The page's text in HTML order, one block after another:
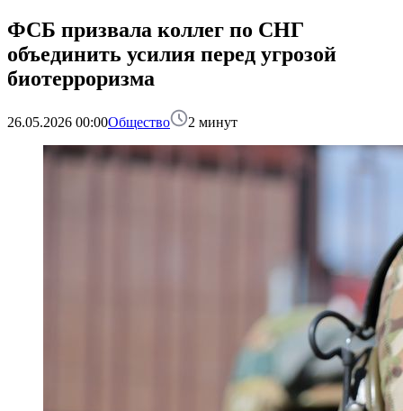
ФСБ призвала коллег по СНГ
объединить усилия перед угрозой
биотерроризма
26.05.2026 00:00Общество 2 минут